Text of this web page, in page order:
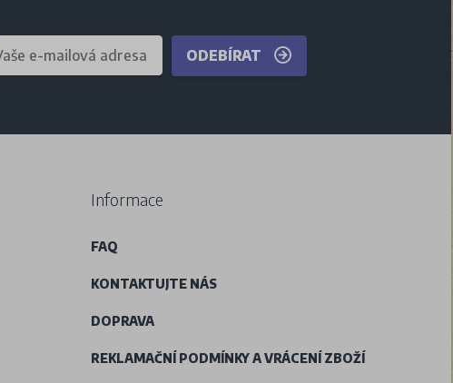
ODEBÍRAT
Informace
FAQ
KONTAKTUJTE NÁS
DOPRAVA
REKLAMAČNÍ PODMÍNKY A VRÁCENÍ ZBOŽÍ